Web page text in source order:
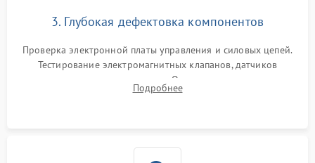
3. Глубокая дефектовка компонентов
Проверка электронной платы управления и силовых цепей.
Тестирование электромагнитных клапанов, датчиков
температуры и расходомера. Оценка степени износа
жерновов кофемолки, уплотнительных колец гидросистемы
Подробнее